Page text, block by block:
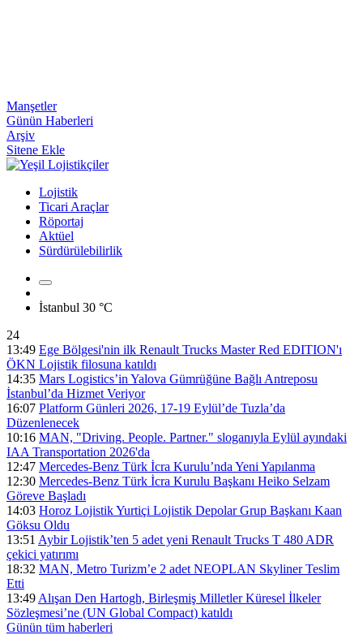
Manşetler
Günün Haberleri
Arşiv
Sitene Ekle
Lojistik
Ticari Araçlar
Röportaj
Aktüel
Sürdürülebilirlik
İstanbul 30 °C
24
13:49 Ege Bölgesi'nin ilk Renault Trucks Master Red EDITION'ı
ÖKN Lojistik filosuna katıldı
14:35 Mars Logistics’in Yalova Gümrüğüne Bağlı Antreposu
İstanbul’da Hizmet Veriyor
16:07 Platform Günleri 2026, 17-19 Eylül’de Tuzla’da
Düzenlenecek
10:16 MAN, "Driving. People. Partner." sloganıyla Eylül ayındaki
IAA Transportation 2026'da
12:47 Mercedes-Benz Türk İcra Kurulu’nda Yeni Yapılanma
12:30 Mercedes-Benz Türk İcra Kurulu Başkanı Heiko Selzam
Göreve Başladı
14:03 Horoz Lojistik Yurtiçi Lojistik Depolar Grup Başkanı Kaan
Göksu Oldu
13:51 Aybir Lojistik’ten 5 adet yeni Renault Trucks T 480 ADR
çekici yatırımı
18:32 MAN, Metro Turizm’e 2 adet NEOPLAN Skyliner Teslim
Etti
13:49 Alışan Den Hartogh, Birleşmiş Milletler Küresel İlkeler
Sözleşmesi’ne (UN Global Compact) katıldı
Günün tüm haberleri